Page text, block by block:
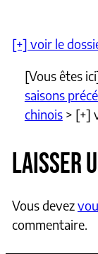
[+] voir le
[Vous êtes
saisons
chinois> [+]
LAISSER
Vous devez
commentaire.